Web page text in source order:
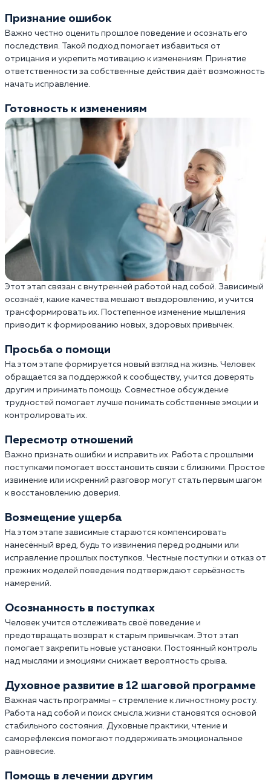
Признание ошибок
Важно честно оценить прошлое поведение и осознать его
последствия. Такой подход помогает избавиться от
отрицания и укрепить мотивацию к изменениям. Принятие
ответственности за собственные действия даёт возможность
начать исправление.
Готовность к изменениям
Этот этап связан с внутренней работой над собой. Зависимый
осознаёт, какие качества мешают выздоровлению, и учится
трансформировать их. Постепенное изменение мышления
приводит к формированию новых, здоровых привычек.
Просьба о помощи
На этом этапе формируется новый взгляд на жизнь. Человек
обращается за поддержкой к сообществу, учится доверять
другим и принимать помощь. Совместное обсуждение
трудностей помогает лучше понимать собственные эмоции и
контролировать их.
Пересмотр отношений
Важно признать ошибки и исправить их. Работа с прошлыми
поступками помогает восстановить связи с близкими. Простое
извинение или искренний разговор могут стать первым шагом
к восстановлению доверия.
Возмещение ущерба
На этом этапе зависимые стараются компенсировать
нанесённый вред, будь то извинения перед родными или
исправление прошлых поступков. Честные поступки и отказ от
прежних моделей поведения подтверждают серьёзность
намерений.
Осознанность в поступках
Человек учится отслеживать своё поведение и
предотвращать возврат к старым привычкам. Этот этап
помогает закрепить новые установки. Постоянный контроль
над мыслями и эмоциями снижает вероятность срыва.
Духовное развитие в 12 шаговой программе
Важная часть программы – стремление к личностному росту.
Работа над собой и поиск смысла жизни становятся основой
стабильного состояния. Духовные практики, чтение и
саморефлексия помогают поддерживать эмоциональное
равновесие.
Помощь в лечении другим